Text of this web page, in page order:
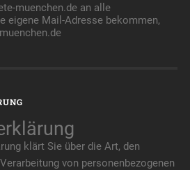
muenchen.de an alle
eigene Mail-Adresse bekommen,
klärt Sie über die Art, den
von personenbezogenen